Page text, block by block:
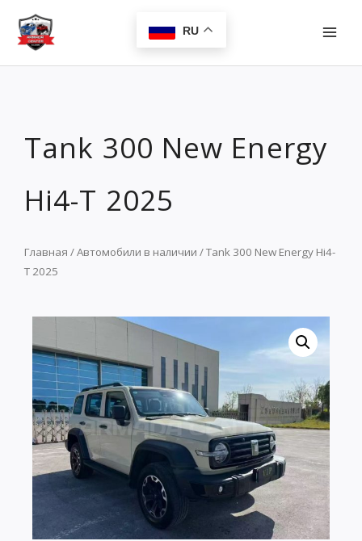
Перейти
содержимому
RU
Tank 300 New Energy
Hi4-T 2025
Главная /Автомобили в наличии / Tank 300 New Energy Hi4-
T 2025